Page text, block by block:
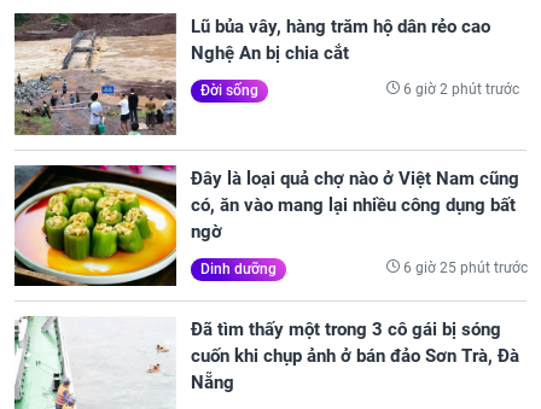
Lũ bủa vây, hàng trăm hộ dân rẻo cao
Nghệ An bị chia cắt
Đời sống 6 giờ 2 phút trước
Đây là loại quả chợ nào ở Việt Nam cũng
có, ăn vào mang lại nhiều công dụng bất
ngờ
Dinh dưỡng 6 giờ 25 phút trước
Đã tìm thấy một trong 3 cô gái bị sóng
cuốn khi chụp ảnh ở bán đảo Sơn Trà, Đà
Nẵng